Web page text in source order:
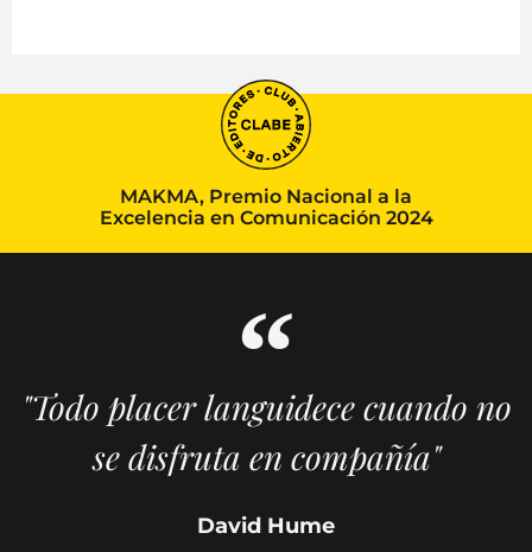
MAKMA, Premio Nacional a la
Excelencia en Comunicación 2024
"Todo placer languidece cuando no
se disfruta en compañía"
David Hume